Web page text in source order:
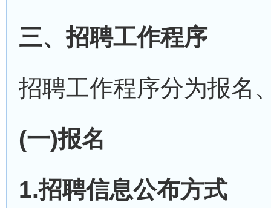
三、招聘工作程序
招聘工作程序分为报名
(一)报名
1.招聘信息公布方式